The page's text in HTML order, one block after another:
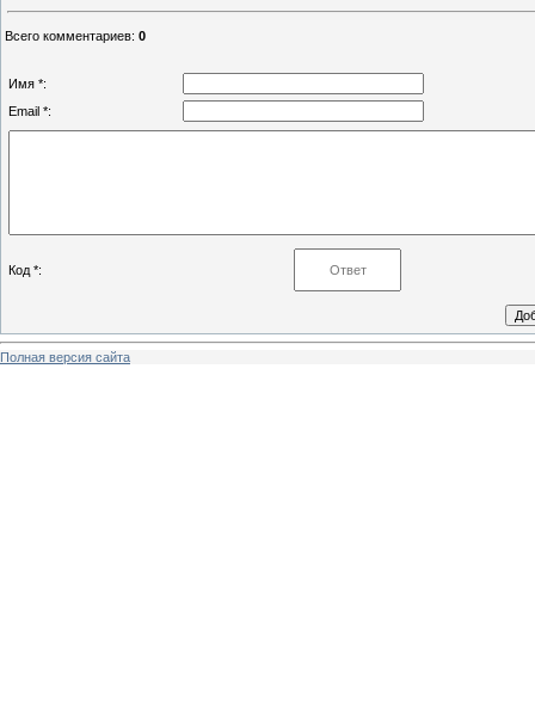
Всего комментариев: 0
Имя *:
Email *:
Код *:
Полная версия сайта